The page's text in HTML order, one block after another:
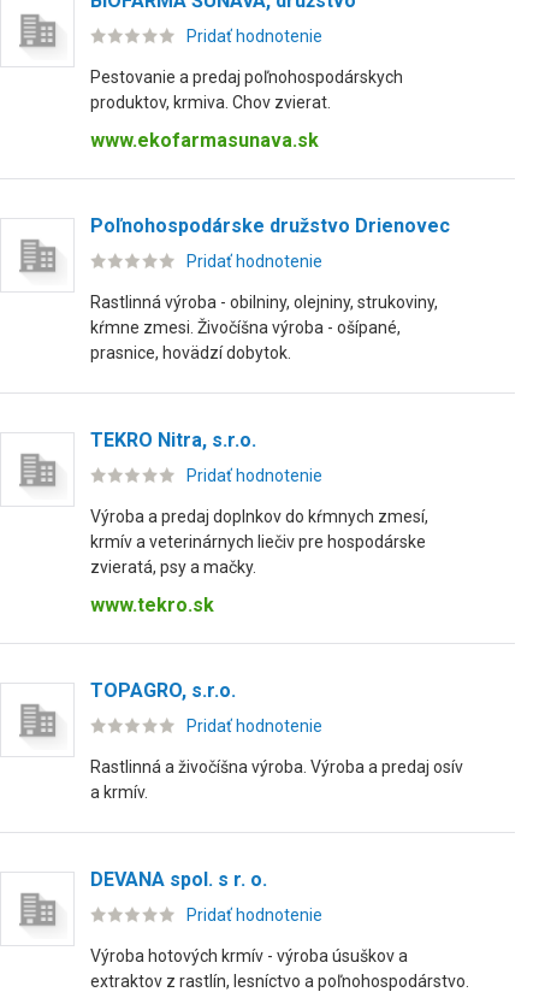
Pridať hodnotenie
Pestovanie a predaj poľnohospodárskych
produktov, krmiva. Chov zvierat.
www.ekofarmasunava.sk
Poľnohospodárske družstvo Drienovec
Pridať hodnotenie
Rastlinná výroba - obilniny, olejniny, strukoviny,
kŕmne zmesi. Živočíšna výroba - ošípané,
prasnice, hovädzí dobytok.
TEKRO Nitra, s.r.o.
Pridať hodnotenie
Výroba a predaj doplnkov do kŕmnych zmesí,
krmív a veterinárnych liečiv pre hospodárske
zvieratá, psy a mačky.
www.tekro.sk
TOPAGRO, s.r.o.
Pridať hodnotenie
Rastlinná a živočíšna výroba. Výroba a predaj osív
a krmív.
DEVANA spol. s r. o.
Pridať hodnotenie
Výroba hotových krmív - výroba úsuškov a
extraktov z rastlín, lesníctvo a poľnohospodárstvo.